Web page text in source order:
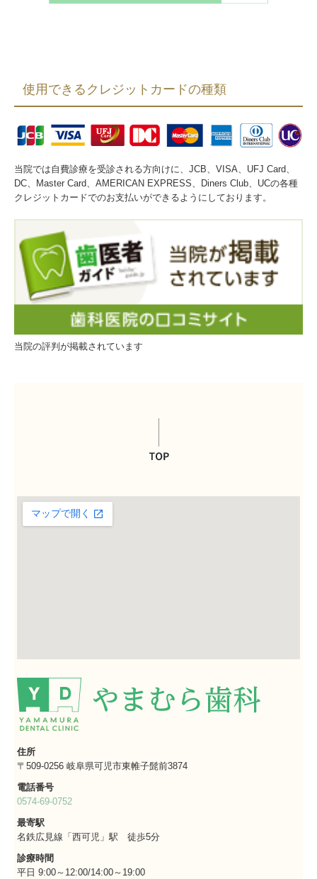
使用できるクレジットカードの種類
当院では自費診療を受診される方向けに、JCB、VISA、UFJ Card、
DC、Master Card、AMERICAN EXPRESS、Diners Club、UCの各種
クレジットカードでのお支払いができるようにしております。
当院の評判が掲載されています
住所
〒509-0256 岐阜県可児市東帷子髭前3874
電話番号
0574-69-0752
最寄駅
名鉄広見線「西可児」駅 徒歩5分
診療時間
平日 9:00～12:00/14:00～19:00